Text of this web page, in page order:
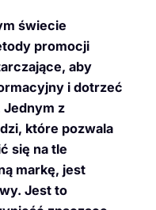
świecie
promocji
aby
i dotrzeć
z
które pozwala
się na tle
markę, jest
Jest to